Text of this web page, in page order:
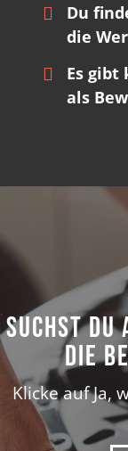
Du
die
Es gibt
als
Suchst
die
Klicke auf Ja,